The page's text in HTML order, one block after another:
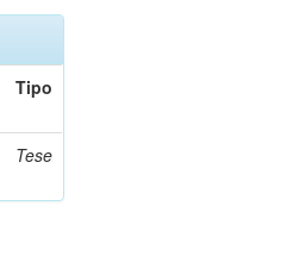
Tipo
Tese